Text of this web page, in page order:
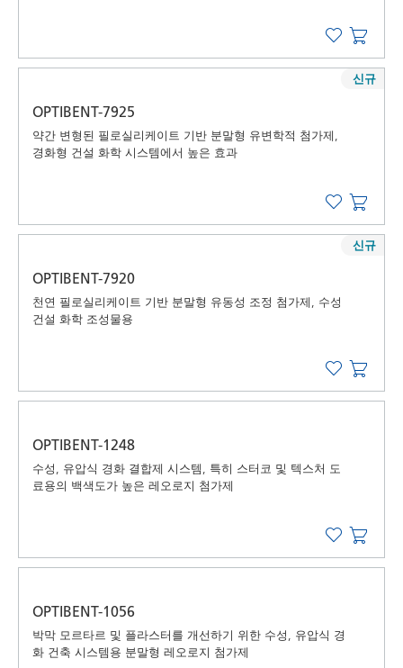
OPTIBENT-7925
약간 변형된 필로실리케이트 기반 분말형 유변학적 첨가제,
경화형 건설 화학 시스템에서 높은 효과
신규
OPTIBENT-7920
천연 필로실리케이트 기반 분말형 유동성 조정 첨가제, 수성
건설 화학 조성물용
신규
OPTIBENT-1248
수성, 유압식 경화 결합제 시스템, 특히 스터코 및 텍스처 도
료용의 백색도가 높은 레오로지 첨가제
OPTIBENT-1056
박막 모르타르 및 플라스터를 개선하기 위한 수성, 유압식 경
화 건축 시스템용 분말형 레오로지 첨가제